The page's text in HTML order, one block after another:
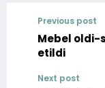
Previous post
Mebel oldi-
etildi
Next post